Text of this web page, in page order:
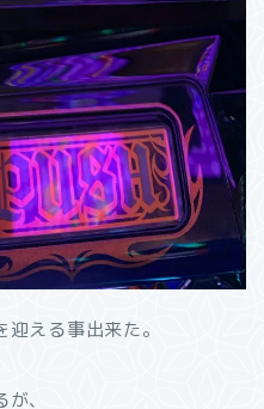
える事出来た。
、